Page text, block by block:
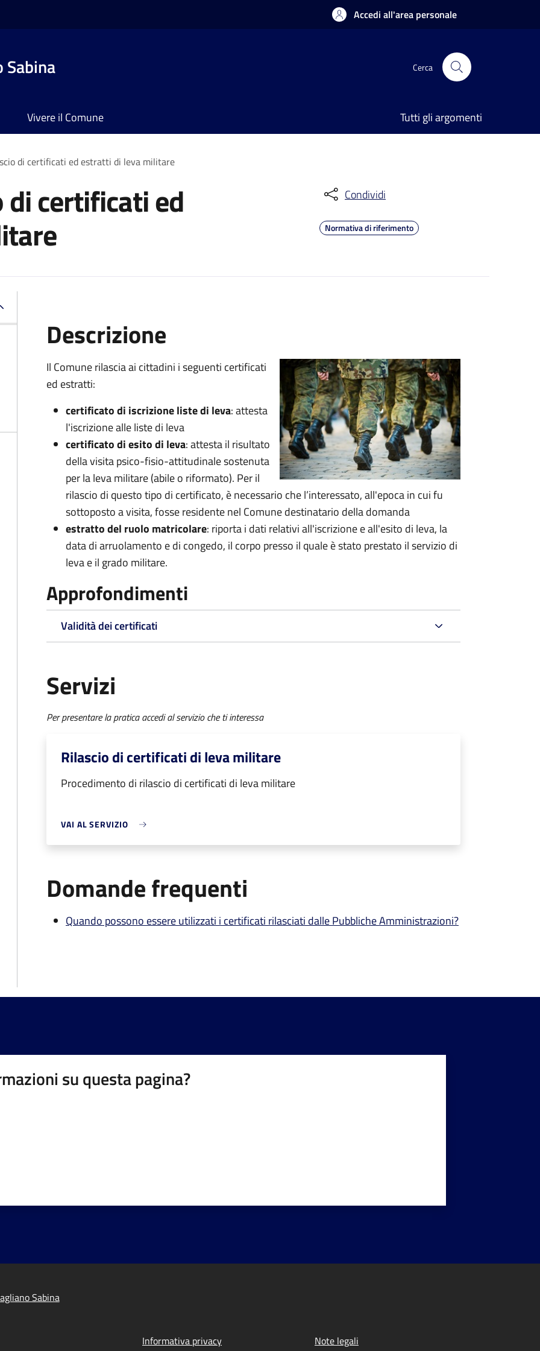
Accedi all'area personale
Sabina Cerca
Vivere il Comune Tutti gli argomenti
di certificati ed estratti di leva militare
di certificati ed Condividi
Normativa di riferimento
Descrizione
Il Comune rilascia ai cittadini i seguenti certificati
ed estratti:
certificato di iscrizione liste di leva: attesta
l'iscrizione alle liste di leva
certificato di esito di leva: attesta il risultato
della visita psico-fisio-attitudinale sostenuta
per la leva militare (abile o riformato). Per il
rilascio di questo tipo di certificato, è necessario che l’interessato, all'epoca in cui fu
sottoposto a visita, fosse residente nel Comune destinatario della domanda
estratto del ruolo matricolare: riporta i dati relativi all'iscrizione e all'esito di leva, la
data di arruolamento e di congedo, il corpo presso il quale è stato prestato il servizio di
leva e il grado militare.
Approfondimenti
Validità dei certificati
Servizi
Per presentare la pratica accedi al servizio che ti interessa
Rilascio di certificati di leva militare
Procedimento di rilascio di certificati di leva militare
VAI AL SERVIZIO
Domande frequenti
Quando possono essere utilizzati i certificati rilasciati dalle Pubbliche Amministrazioni?
su questa pagina?
Sabina
Informativa privacy Note legali